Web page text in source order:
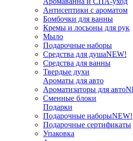
Антисептики с ароматом
Бомбочки для ванны
Кремы и лосьоны для рук
Мыло
Подарочные наборы
Средства для душаNEW!
Средства для ванны
Твердые духи
Ароматы для авто
Ароматизаторы для авто
Сменные блоки
Подарки
Подарочные наборыNEW!
Подарочные сертификаты
Упаковка